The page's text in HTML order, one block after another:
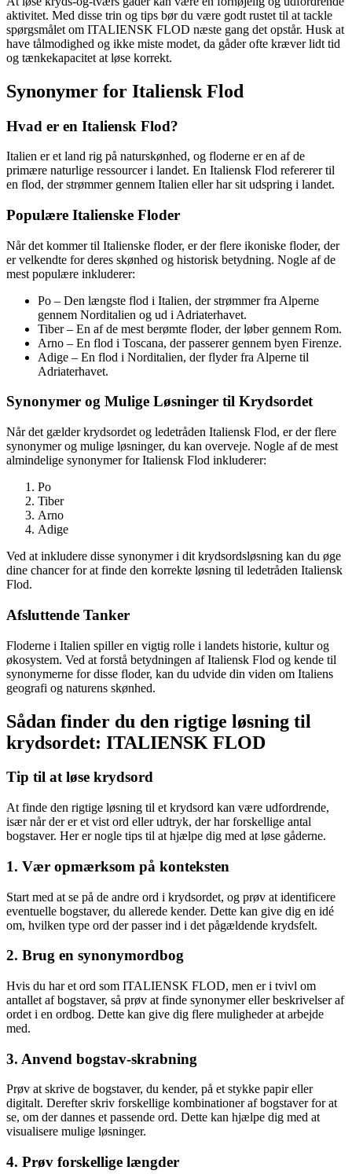
aktivitet. Med disse trin og tips bør du være godt rustet til at tackle
spørgsmålet om ITALIENSK FLOD næste gang det opstår. Husk at
have tålmodighed og ikke miste modet, da gåder ofte kræver lidt tid
og tænkekapacitet at løse korrekt.
Synonymer for Italiensk Flod
Hvad er en Italiensk Flod?
Italien er et land rig på naturskønhed, og floderne er en af de
primære naturlige ressourcer i landet. En Italiensk Flod refererer til
en flod, der strømmer gennem Italien eller har sit udspring i landet.
Populære Italienske Floder
Når det kommer til Italienske floder, er der flere ikoniske floder, der
er velkendte for deres skønhed og historisk betydning. Nogle af de
mest populære inkluderer:
Po – Den længste flod i Italien, der strømmer fra Alperne
gennem Norditalien og ud i Adriaterhavet.
Tiber – En af de mest berømte floder, der løber gennem Rom.
Arno – En flod i Toscana, der passerer gennem byen Firenze.
Adige – En flod i Norditalien, der flyder fra Alperne til
Adriaterhavet.
Synonymer og Mulige Løsninger til Krydsordet
Når det gælder krydsordet og ledetråden Italiensk Flod, er der flere
synonymer og mulige løsninger, du kan overveje. Nogle af de mest
almindelige synonymer for Italiensk Flod inkluderer:
Po
Tiber
Arno
Adige
Ved at inkludere disse synonymer i dit krydsordsløsning kan du øge
dine chancer for at finde den korrekte løsning til ledetråden Italiensk
Flod.
Afsluttende Tanker
Floderne i Italien spiller en vigtig rolle i landets historie, kultur og
økosystem. Ved at forstå betydningen af Italiensk Flod og kende til
synonymerne for disse floder, kan du udvide din viden om Italiens
geografi og naturens skønhed.
Sådan finder du den rigtige løsning til
krydsordet: ITALIENSK FLOD
Tip til at løse krydsord
At finde den rigtige løsning til et krydsord kan være udfordrende,
især når der er et vist ord eller udtryk, der har forskellige antal
bogstaver. Her er nogle tips til at hjælpe dig med at løse gåderne.
1. Vær opmærksom på konteksten
Start med at se på de andre ord i krydsordet, og prøv at identificere
eventuelle bogstaver, du allerede kender. Dette kan give dig en idé
om, hvilken type ord der passer ind i det pågældende krydsfelt.
2. Brug en synonymordbog
Hvis du har et ord som ITALIENSK FLOD, men er i tvivl om
antallet af bogstaver, så prøv at finde synonymer eller beskrivelser af
ordet i en ordbog. Dette kan give dig flere muligheder at arbejde
med.
3. Anvend bogstav-skrabning
Prøv at skrive de bogstaver, du kender, på et stykke papir eller
digitalt. Derefter skriv forskellige kombinationer af bogstaver for at
se, om der dannes et passende ord. Dette kan hjælpe dig med at
visualisere mulige løsninger.
4. Prøv forskellige længder